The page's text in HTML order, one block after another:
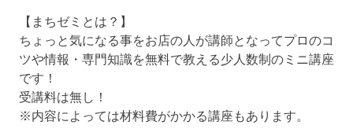
【まちゼミとは？】
ちょっと気になる事をお店の人が講師となってプロのコ
ツや情報・専門知識を無料で教える少人数制のミニ講座
です！
受講料は無し！
※内容によっては材料費がかかる講座もあります。